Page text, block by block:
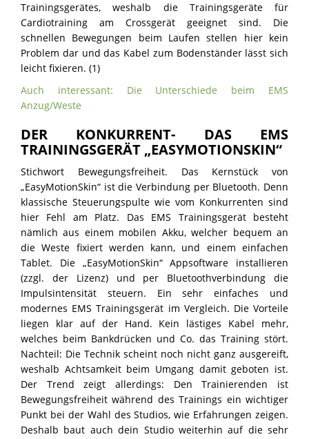
Trainingsgerätes, weshalb die Trainingsgeräte für
Cardiotraining am Crossgerät geeignet sind. Die
schnellen Bewegungen beim Laufen stellen hier kein
Problem dar und das Kabel zum Bodenständer lässt sich
leicht fixieren. (1)
Auch interessant: Die Unterschiede beim EMS
Anzug/Weste
DER KONKURRENT- DAS EMS
TRAININGSGERÄT „EASYMOTIONSKIN“
Stichwort Bewegungsfreiheit. Das Kernstück von
„EasyMotionSkin“ ist die Verbindung per Bluetooth. Denn
klassische Steuerungspulte wie vom Konkurrenten sind
hier Fehl am Platz. Das EMS Trainingsgerät besteht
nämlich aus einem mobilen Akku, welcher bequem an
die Weste fixiert werden kann, und einem einfachen
Tablet. Die „EasyMotionSkin“ Appsoftware installieren
(zzgl. der Lizenz) und per Bluetoothverbindung die
Impulsintensität steuern. Ein sehr einfaches und
modernes EMS Trainingsgerät im Vergleich. Die Vorteile
liegen klar auf der Hand. Kein lästiges Kabel mehr,
welches beim Bankdrücken und Co. das Training stört.
Nachteil: Die Technik scheint noch nicht ganz ausgereift,
weshalb Achtsamkeit beim Umgang damit geboten ist.
Der Trend zeigt allerdings: Den Trainierenden ist
Bewegungsfreiheit während des Trainings ein wichtiger
Punkt bei der Wahl des Studios, wie Erfahrungen zeigen.
Deshalb baut auch dein Studio weiterhin auf die sehr